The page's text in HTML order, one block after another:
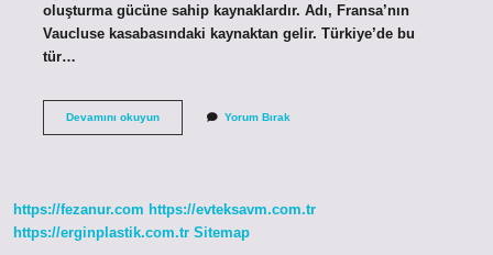
oluşturma gücüne sahip kaynaklardır. Adı, Fransa’nın
Vaucluse kasabasındaki kaynaktan gelir. Türkiye’de bu
tür…
Devamını okuyunKarstik
Yorum Bırak
https://fezanur.com https://evteksavm.com.tr
https://erginplastik.com.tr Sitemap